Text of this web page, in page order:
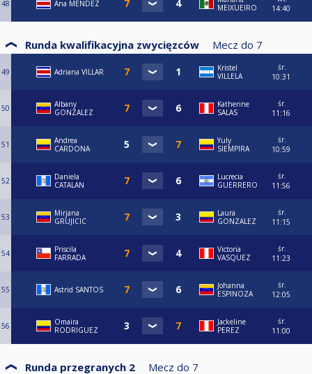
48 Ana MENDEZ
MEIXUEIRO
14:40
Runda kwalifikacyjna zwycięzców Mecz do 7
49 Adriana VILLAR
Kristel
VILLELA
śr.
10:31
50
Albany
GONZALEZ
Katherine
SALAS
śr.
11:16
51
Andrea
CARDONA
Yuly
SIEMPIRA
śr.
10:59
52
Daniela
CATALAN
Lucrecia
GUERRERO
śr.
11:56
53
Mirjana
GRUJICIC
Laura
GONZALEZ
śr.
11:15
54
Priscila
FARRADA
Victoria
VASQUEZ
śr.
11:23
55 Astrid SANTOS
Johanna
ESPINOZA
śr.
12:05
56
Omaira
RODRIGUEZ
Jackeline
PEREZ
śr.
11:00
Runda przegranych 2 Mecz do 7